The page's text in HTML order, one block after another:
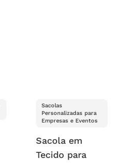
Sacolas
Personalizadas para
Empresas e Eventos
Sacola em
Tecido para